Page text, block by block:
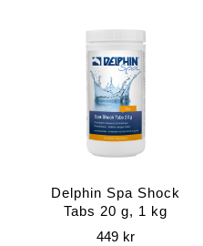
Delphin Spa Shock
Tabs 20 g, 1 kg
449 kr